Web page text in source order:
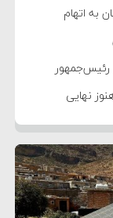
به اتهام
رئیس‌جمهور
نهایی
حمله
همراهی با
پاسخ به